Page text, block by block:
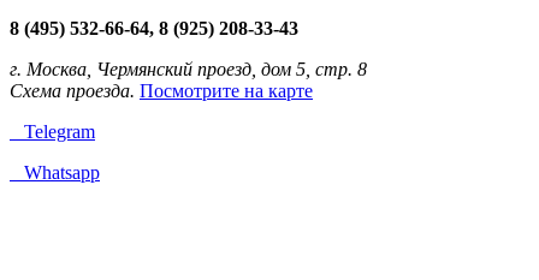
8 (495) 532-66-64, 8 (925) 208-33-43
г. Москва, Чермянский проезд, дом 5, стр. 8
Схема проезда. Посмотрите на карте
Telegram
Whatsapp